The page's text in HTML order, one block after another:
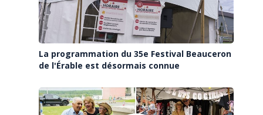
La programmation du 35e Festival Beauceron
de l'Érable est désormais connue